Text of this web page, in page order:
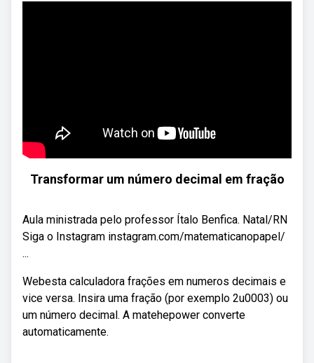
Transformar um número decimal em fração
Aula ministrada pelo professor Ítalo Benfica. Natal/RN
Siga o Instagram instagram.com/matematicanopapel/
...
Webesta calculadora frações em numeros decimais e
vice versa. Insira uma fração (por exemplo 2u0003) ou
um número decimal. A matehepower converte
automaticamente.